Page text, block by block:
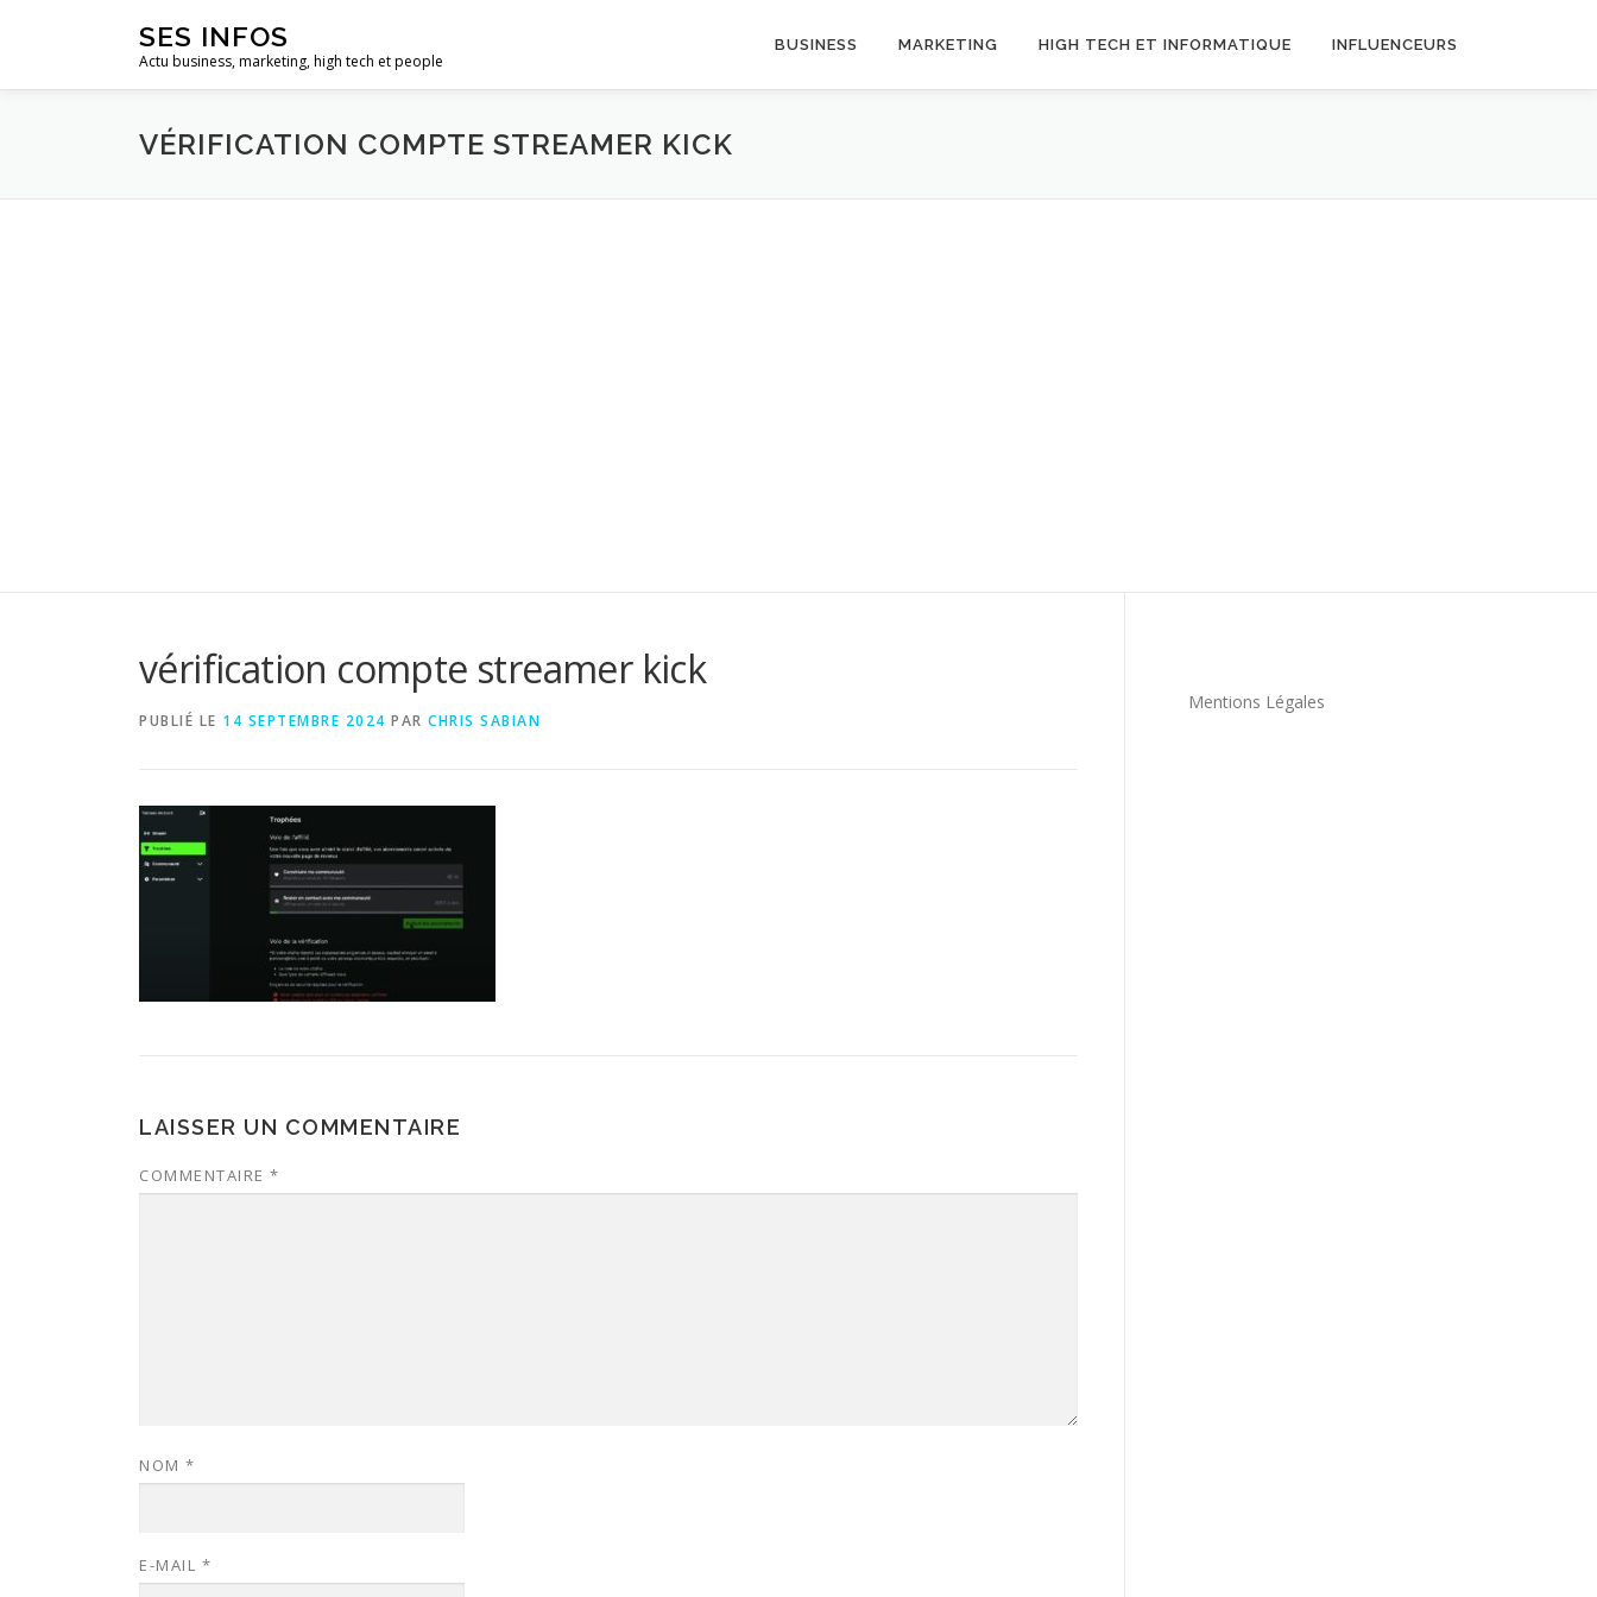
SES INFOS
Actu business, marketing, high tech et people
BUSINESS MARKETING HIGH TECH ET INFORMATIQUE INFLUENCEURS
VÉRIFICATION COMPTE STREAMER KICK
vérification compte streamer kick
PUBLIÉ LE 14 SEPTEMBRE 2024 PAR CHRIS SABIAN
LAISSER UN COMMENTAIRE
COMMENTAIRE *
NOM *
E-MAIL *
Mentions Légales